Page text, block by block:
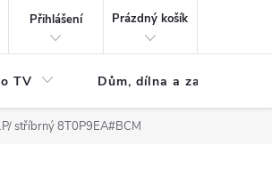
Přihlášení
Prázdný košík
TV Dům, dílna a zahrada
stříbrný 8T0P9EA#BCM